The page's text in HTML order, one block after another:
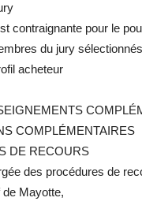
contraignante pour le
du jury
acheteur
COMPLÉMENTAIRES
DE RECOURS
des procédures de
de Mayotte,